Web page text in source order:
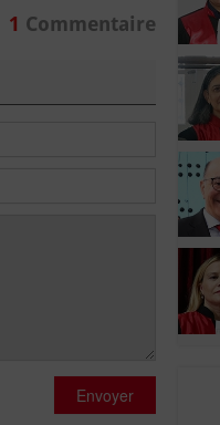
1 Commentaire
Envoyer